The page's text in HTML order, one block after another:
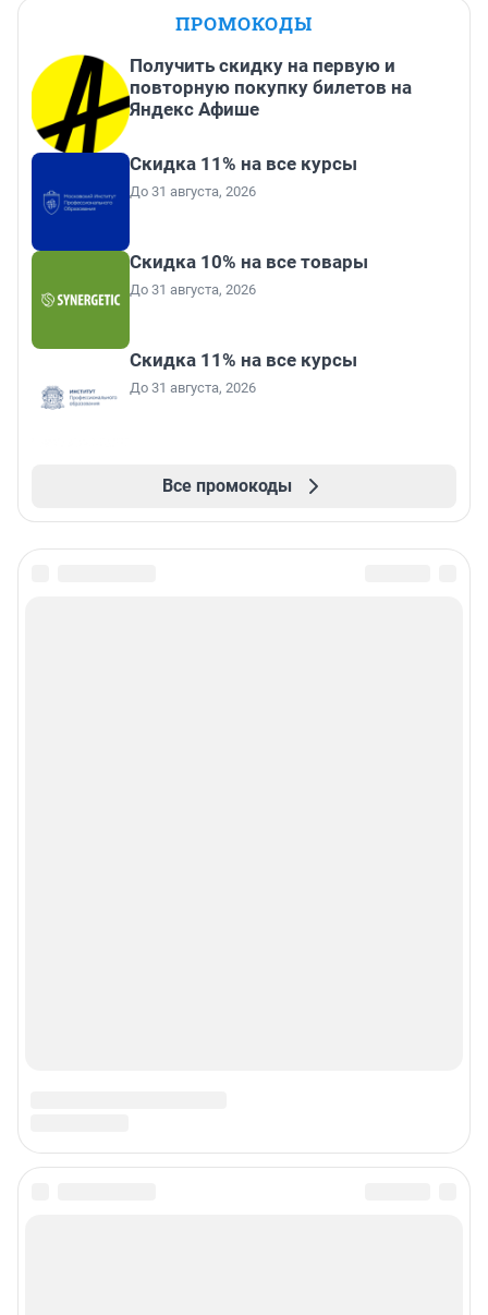
ПРОМОКОДЫ
Получить скидку на первую и
повторную покупку билетов на
Яндекс Афише
Скидка 11% на все курсы
До 31 августа, 2026
Скидка 10% на все товары
До 31 августа, 2026
Скидка 11% на все курсы
До 31 августа, 2026
Все промокоды